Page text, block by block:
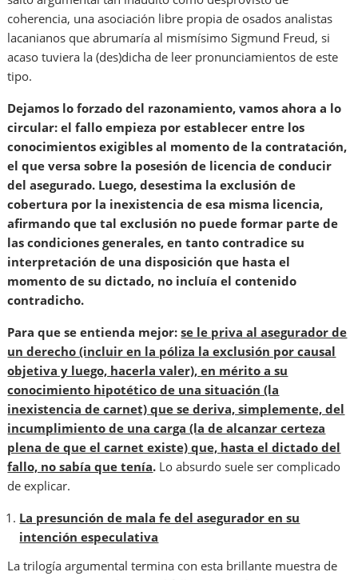
coherencia, una asociación libre propia de osados analistas
lacanianos que abrumaría al mismísimo Sigmund Freud, si
acaso tuviera la (des)dicha de leer pronunciamientos de este
tipo.
Dejamos lo forzado del razonamiento, vamos ahora a lo
circular: el fallo empieza por establecer entre los
conocimientos exigibles al momento de la contratación,
el que versa sobre la posesión de licencia de conducir
del asegurado. Luego, desestima la exclusión de
cobertura por la inexistencia de esa misma licencia,
afirmando que tal exclusión no puede formar parte de
las condiciones generales, en tanto contradice su
interpretación de una disposición que hasta el
momento de su dictado, no incluía el contenido
contradicho.
Para que se entienda mejor:se le priva al asegurador de
un derecho (incluir en la póliza la exclusión por causal
objetiva y luego, hacerla valer), en mérito a su
conocimiento hipotético de una situación (la
inexistencia de carnet) que se deriva, simplemente, del
incumplimiento de una carga (la de alcanzar certeza
plena de que el carnet existe) que, hasta el dictado del
fallo, no sabía que tenía. Lo absurdo suele ser complicado
de explicar.
La presunción de mala fe del asegurador en su
intención especulativa
La trilogía argumental termina con esta brillante muestra de